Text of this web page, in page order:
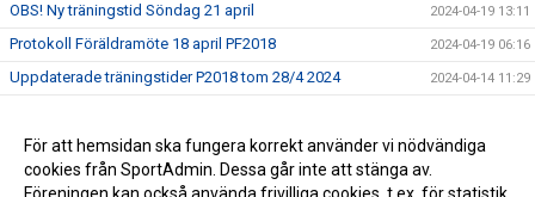
OBS! Ny träningstid Söndag 21 april 2024-04-19 13:11
Protokoll Föräldramöte 18 april PF2018 2024-04-19 06:16
Uppdaterade träningstider P2018 tom 28/4 2024 2024-04-14 11:29
Föräldramöte Onsdag 27/3 kl 19:00 2024-03-22 14:40
Bollekstider Mars - April 2024-03-22 14:37
För att hemsidan ska fungera korrekt använder vi nödvändiga
cookies från SportAdmin. Dessa går inte att stänga av.